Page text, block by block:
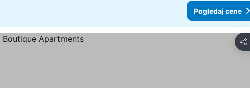
Pogledaj cene
Deli